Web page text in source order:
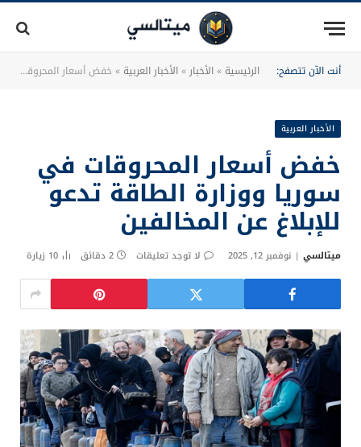
أنت الآن تتصفح: الرئيسية»الأخبار »الأخبار العربية» خفض أسعار المحروقات في سوريا ووزارة الطاقة تدعو للإبلاغ عن المخالفين
الأخبار العربية
خفض أسعار المحروقات في
سوريا ووزارة الطاقة تدعو
للإبلاغ عن المخالفين
ميتالسي نوفمبر 12, 2025 لا توجد تعليقات 2 دقائق 10 زيارة